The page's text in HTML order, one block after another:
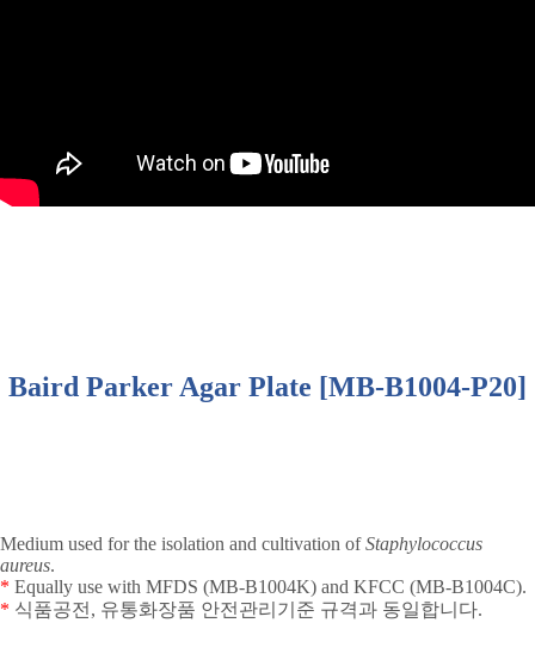
Baird Parker Agar Plate [MB-B1004-P20]
Medium used for the isolation and cultivation ofStaphylococcus
aureus.
* Equally use with MFDS (MB-B1004K) and KFCC (MB-B1004C).
* 식품공전 , 유통화장품 안전관리기준 규격과 동일합니다.